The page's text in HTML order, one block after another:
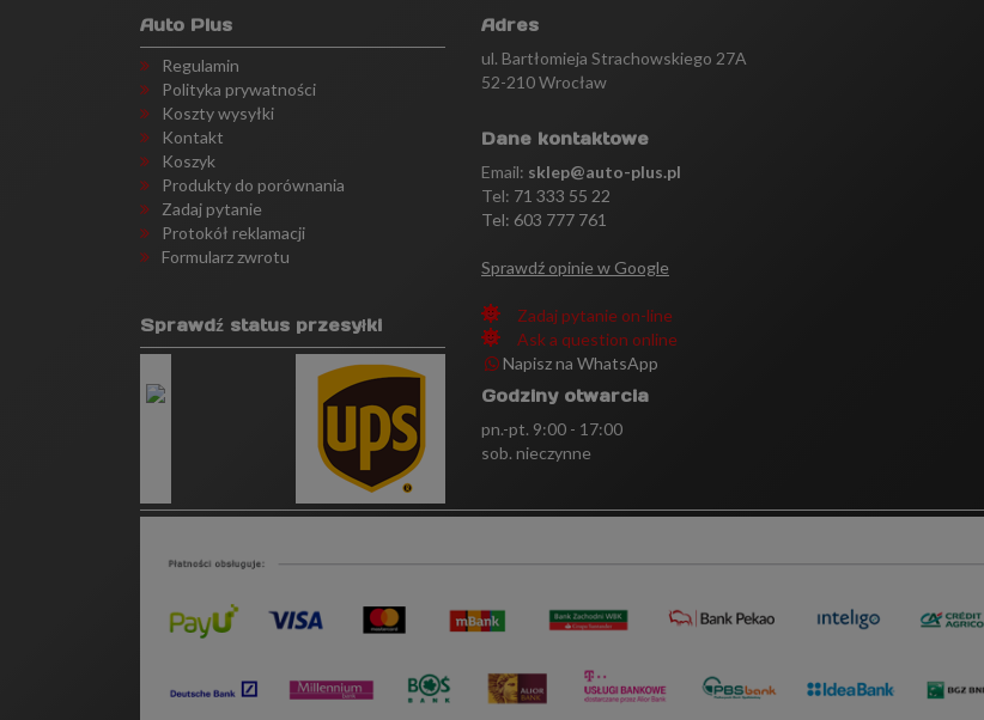
Auto Plus
Regulamin
Polityka prywatności
Koszty wysyłki
Kontakt
Koszyk
Produkty do porównania
Zadaj pytanie
Protokół reklamacji
Formularz zwrotu
Sprawdź status przesyłki
Adres
ul. Bartłomieja Strachowskiego 27A
52-210 Wrocław
Dane kontaktowe
Email: sklep@auto-plus.pl
Tel: 71 333 55 22
Tel: 603 777 761
Sprawdź opinie w Google
Zadaj pytanie on-line
Ask a question online
Napisz na WhatsApp
Godziny otwarcia
pn.-pt. 9:00 - 17:00
sob. nieczynne